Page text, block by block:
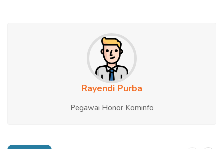
Rayendi Purba
Pegawai Honor Kominfo